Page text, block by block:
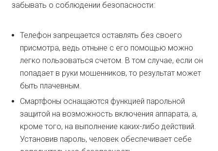
забывать о соблюдении безопасности:
Телефон запрещается оставлять без своего
присмотра, ведь отныне с его помощью можно
легко пользоваться счетом. В том случае, если он
попадает в руки мошенников, то результат может
быть плачевным.
Смартфоны оснащаются функцией парольной
защитой на возможность включения аппарата, а,
кроме того, на выполнение каких-либо действий.
Установив пароль, человек обеспечивает себе